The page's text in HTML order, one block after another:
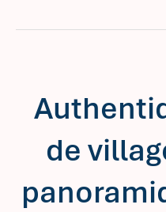
de